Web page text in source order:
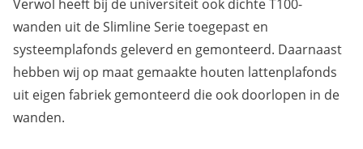
Verwol heeft bij de universiteit ook dichte T100-
wanden uit de Slimline Serie toegepast en
systeemplafonds geleverd en gemonteerd. Daarnaast
hebben wij op maat gemaakte houten lattenplafonds
uit eigen fabriek gemonteerd die ook doorlopen in de
wanden.